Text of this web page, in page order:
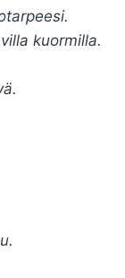
kuormilla.